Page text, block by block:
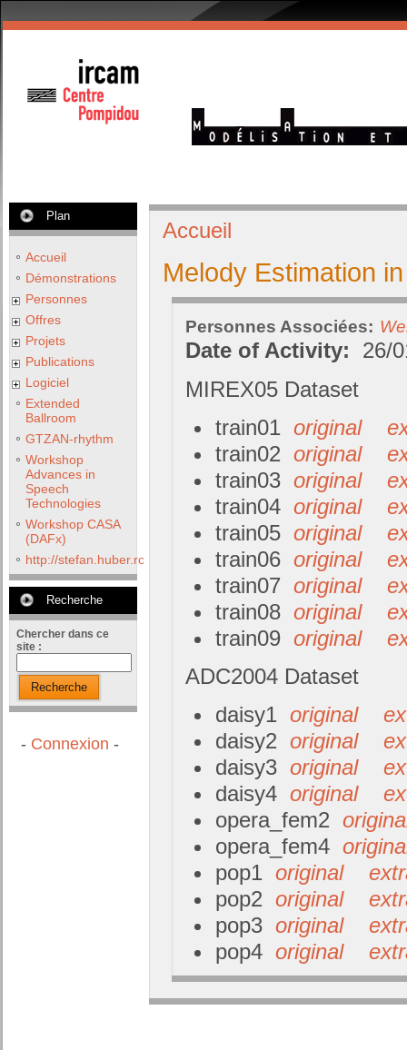
Plan
Accueil
Démonstrations
Personnes
Offres
Projets
Publications
Logiciel
Extended
Ballroom
GTZAN-rhythm
Workshop
Advances in
Speech
Technologies
Workshop CASA
(DAFx)
http://stefan.huber.rocks/phd/tests/VoCoX2F/
Recherche
Chercher dans ce
site :
Recherche
- Connexion -
Accueil
Melody Estimation
Personnes Associées:
Date of Activity:
26/
MIREX05 Dataset
train01 original
train02 original
train03 original
train04 original
train05 original
train06 original
train07 original
train08 original
train09 original
ADC2004 Dataset
daisy1 original
daisy2 original
daisy3 original
daisy4 original
opera_fem2
opera_fem4
pop1 original
pop2 original
pop3 original
pop4 original